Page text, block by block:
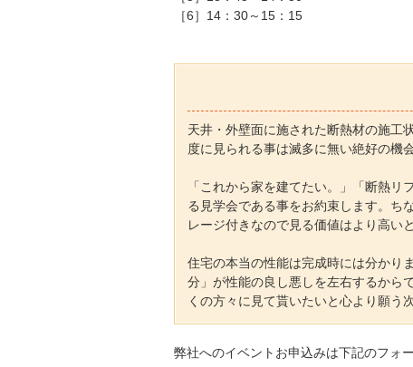
［6］14：30～15：15
天井・外壁面に施された断熱材の施工
度に見られる事は滅多に無い絶好の機会
「これから家を建てたい。」「断熱
る見学会である事をお約束します。ち
レージ付きなので見る価値はより高い
住宅の本当の性能は完成時には分かり
分」が性能の良し悪しを左右するから
くの方々に見て貰いたいと心より願う
弊社へのイベントお申込みは下記のフォ